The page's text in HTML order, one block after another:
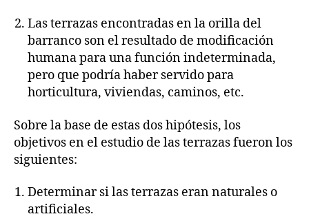
Las terrazas encontradas en la orilla del
barranco son el resultado de modificación
humana para una función indeterminada,
pero que podría haber servido para
horticultura, viviendas, caminos, etc.
Sobre la base de estas dos hipótesis, los
objetivos en el estudio de las terrazas fueron los
siguientes:
Determinar si las terrazas eran naturales o
artificiales.